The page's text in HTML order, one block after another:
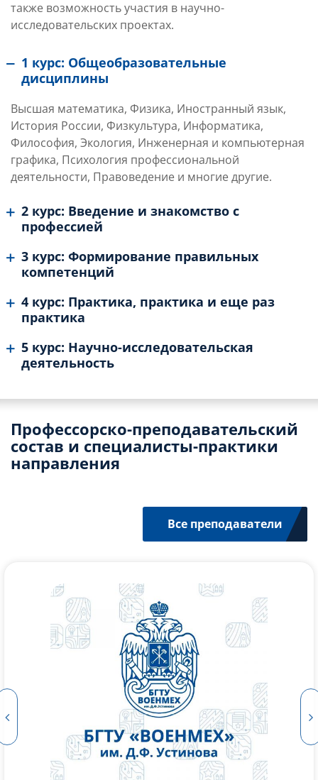
также возможность участия в научно-
исследовательских проектах.
1 курс: Общеобразовательные
дисциплины
Высшая математика, Физика, Иностранный язык,
История России, Физкультура, Информатика,
Философия, Экология, Инженерная и компьютерная
графика, Психология профессиональной
деятельности, Правоведение и многие другие.
2 курс: Введение и знакомство с
профессией
3 курс: Формирование правильных
компетенций
4 курс: Практика, практика и еще раз
практика
5 курс: Научно-исследовательская
деятельность
Профессорско-преподавательский
состав и специалисты-практики
направления
Все преподаватели